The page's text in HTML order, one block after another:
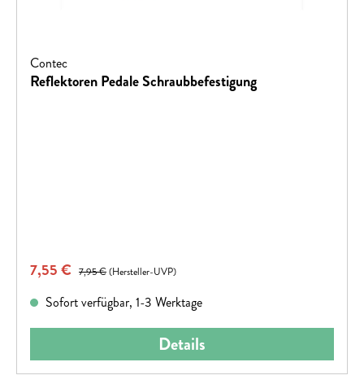
Contec
Reflektoren Pedale Schraubbefestigung
Verkaufspreis:
7,55 € Regulärer Preis:
7,95 €(Hersteller-UVP)
Sofort verfügbar, 1-3 Werktage
Details